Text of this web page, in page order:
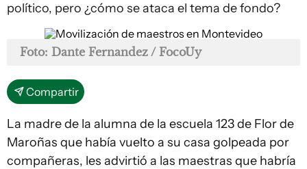
político, pero ¿cómo se ataca el tema de fondo?
Foto: Dante Fernandez / FocoUy
Compartir
La madre de la alumna de la escuela 123 de Flor de
Maroñas que había vuelto a su casa golpeada por
compañeras, les advirtió a las maestras que habría